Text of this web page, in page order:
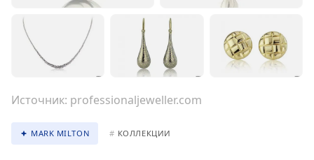
Источник: professionaljeweller.com
MARK MILTON # КОЛЛЕКЦИИ